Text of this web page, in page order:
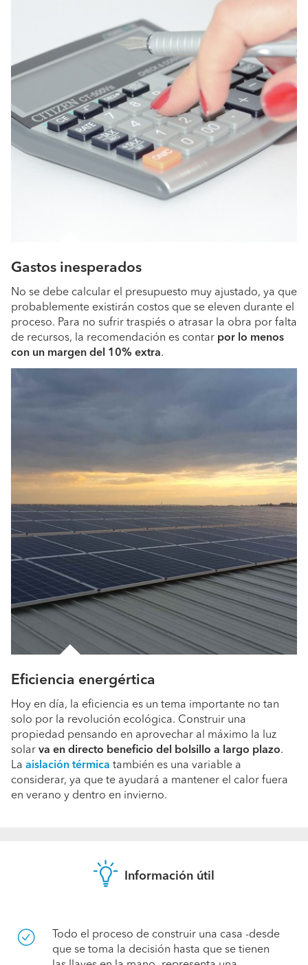
Gastos inesperados
No se debe calcular el presupuesto muy ajustado, ya que
probablemente existirán costos que se eleven durante el
proceso. Para no sufrir traspiés o atrasar la obra por falta
de recursos, la recomendación es contar por lo menos
con un margen del 10% extra.
Eficiencia energértica
Hoy en día, la eficiencia es un tema importante no tan
solo por la revolución ecológica. Construir una
propiedad pensando en aprovechar al máximo la luz
solar va en directo beneficio del bolsillo a largo plazo.
La aislación térmica también es una variable a
considerar, ya que te ayudará a mantener el calor fuera
en verano y dentro en invierno.
Información útil
Todo el proceso de construir una casa -desde
que se toma la decisión hasta que se tienen